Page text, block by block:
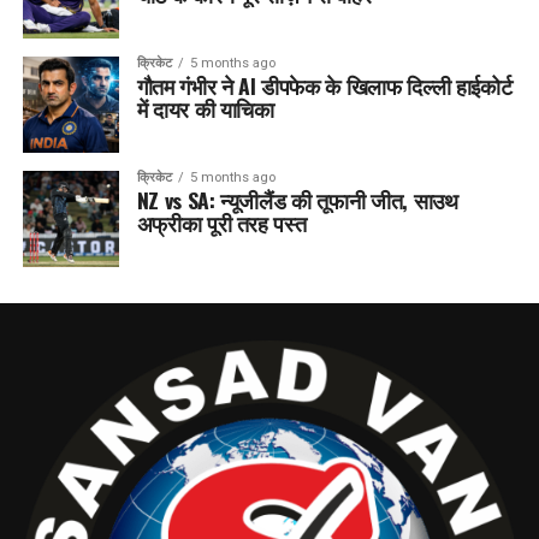
क्रिकेट 5 months ago
गौतम गंभीर ने AI डीपफेक के खिलाफ दिल्ली हाईकोर्ट
में दायर की याचिका
क्रिकेट 5 months ago
NZ vs SA: न्यूजीलैंड की तूफानी जीत, साउथ
अफ्रीका पूरी तरह पस्त